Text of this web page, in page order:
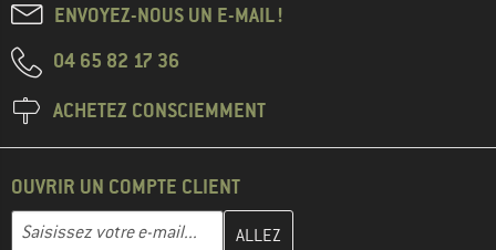
ENVOYEZ-NOUS UN E-MAIL !
04 65 82 17 36
ACHETEZ CONSCIEMMENT
OUVRIR UN COMPTE CLIENT
Adresse e-mail
Entrez votre adresse e-mail ici et créez votre compte client à la